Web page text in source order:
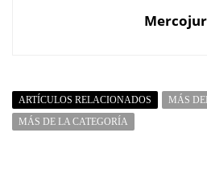
ARTÍCULOS RELACIONADOS
MÁS
MÁS DE LA CATEGORÍA